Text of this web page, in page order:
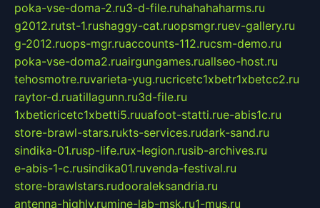
poka-vse-doma-2.ru3-d-file.ruhahahaharms.ru
g2012.rutst-1.rushaggy-cat.ruopsmgr.ruev-gallery.ru
g-2012.ruops-mgr.ruaccounts-112.rucsm-demo.ru
poka-vse-doma2.ruairgungames.ruallseo-host.ru
tehosmotre.ruvarieta-yug.rucricetc1xbetr1xbetcc2.ru
raytor-d.ruatillagunn.ru3d-file.ru
1xbeticricetc1xbetti5.ruuafoot-statti.rue-abis1c.ru
store-brawl-stars.rukts-services.rudark-sand.ru
sindika-01.rusp-life.rux-legion.rusib-archives.ru
e-abis-1-c.rusindika01.ruvenda-festival.ru
store-brawlstars.rudooraleksandria.ru
antenna-highly.rumine-lab-msk.ru1-mus.ru